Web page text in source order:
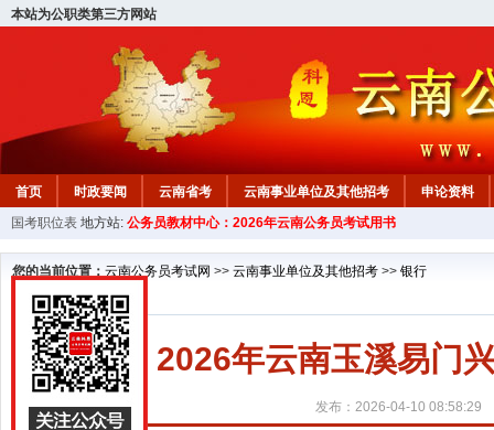
本站为公职类第三方网站
首页 时政要闻 云南省考 云南事业单位及其他招考
申论资料
国考职位表 地方站: 公务员教材中心：2026年云南公务员考试用书
您的当前位置： 云南公务员考试网 >> 云南事业单位及其他招考 >> 银行
2026年云南玉溪易门
发布：2026-04-10 08:58:29